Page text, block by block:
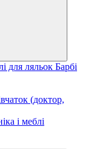
для ляльок Барбі
(доктор,
і меблі